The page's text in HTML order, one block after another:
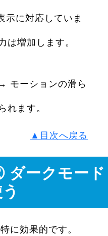
示に対応していま
は増加します。
モーションの滑ら
れます。
▲目次へ戻る
ダークモード
に効果的です。